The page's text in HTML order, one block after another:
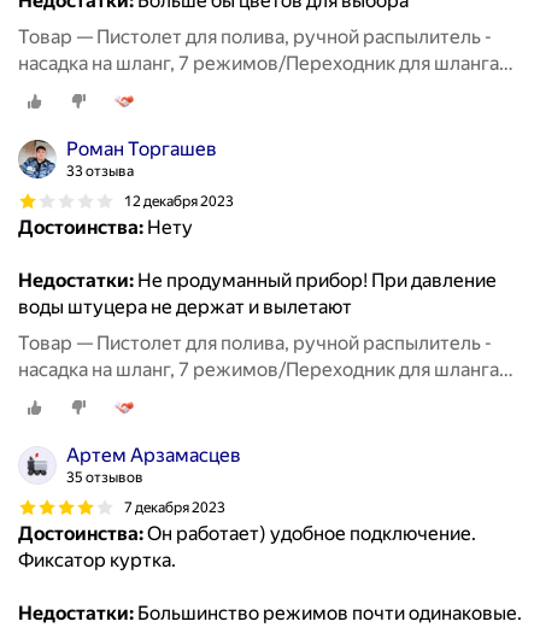
Товар — Пистолет для полива, ручной распылитель -
насадка на шланг, 7 режимов/Переходник для шланга
3шт/Полив и орошение сада
Роман Торгашев
33 отзыва
12 декабря 2023
Достоинства: Нету
Недостатки: Не продуманный прибор! При давление
воды штуцера не держат и вылетают
Товар — Пистолет для полива, ручной распылитель -
насадка на шланг, 7 режимов/Переходник для шланга
3шт/Полив и орошение сада
Артем Арзамасцев
35 отзывов
7 декабря 2023
Достоинства:Он работает) удобное подключение.
Фиксатор куртка.
Недостатки: Большинство режимов почти одинаковые.